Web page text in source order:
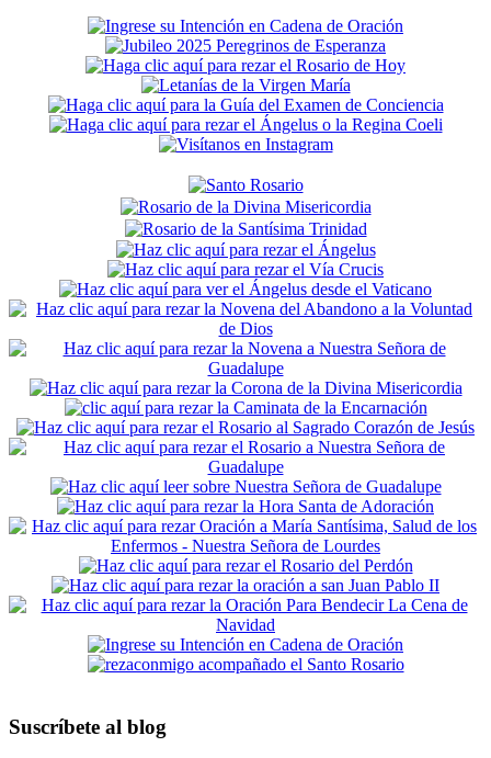
Secondary
Sidebar
Suscríbete al blog